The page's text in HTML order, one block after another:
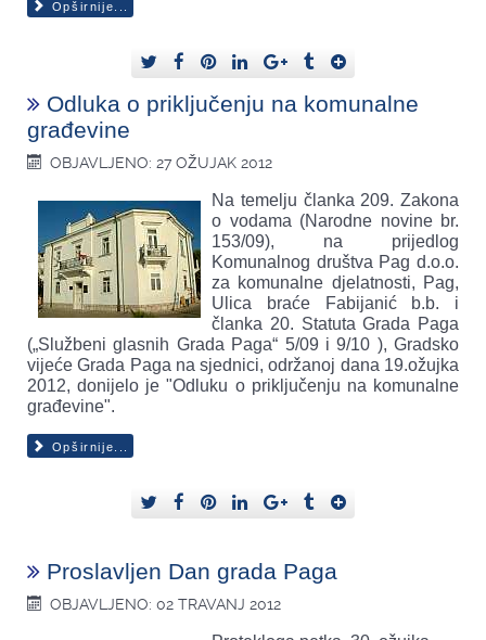
Opširnije...
Odluka o priključenju na komunalne
građevine
OBJAVLJENO: 27 OŽUJAK 2012
Na temelju članka 209. Zakona
o vodama (Narodne novine br.
153/09), na prijedlog
Komunalnog društva Pag d.o.o.
za komunalne djelatnosti, Pag,
Ulica braće Fabijanić b.b. i
članka 20. Statuta Grada Paga
(„Službeni glasnih Grada Paga“ 5/09 i 9/10 ), Gradsko
vijeće Grada Paga na sjednici, održanoj dana 19.ožujka
2012, donijelo je "Odluku o priključenju na komunalne
građevine".
Opširnije...
Proslavljen Dan grada Paga
OBJAVLJENO: 02 TRAVANJ 2012